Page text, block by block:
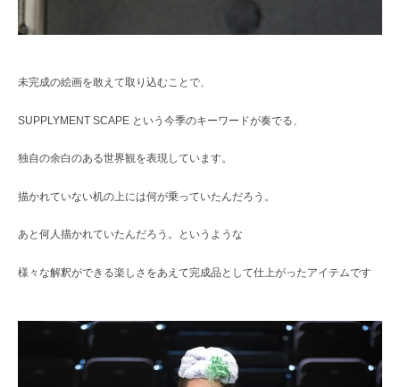
未完成の絵画を敢えて取り込むことで、
SUPPLYMENT SCAPE という今季のキーワードが奏でる、
独自の余白のある世界観を表現しています。
描かれていない机の上には何が乗っていたんだろう。
あと何人描かれていたんだろう。というような
様々な解釈ができる楽しさをあえて完成品として仕上がったアイテムです